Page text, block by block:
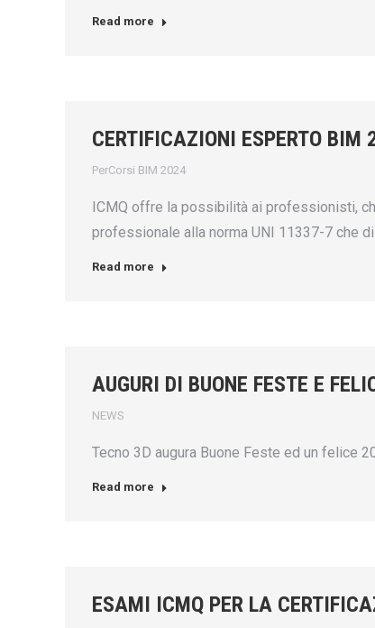
Read more
CERTIFICAZIONI ESPERTO BIM
PerCorsi BIM 2024
ICMQ offre la possibilità ai professionisti,
professionale alla norma UNI 11337-7 che
Read more
AUGURI DI BUONE FESTE E
NEWS
Tecno 3D augura Buone Feste ed un felice
Read more
ESAMI ICMQ PER LA